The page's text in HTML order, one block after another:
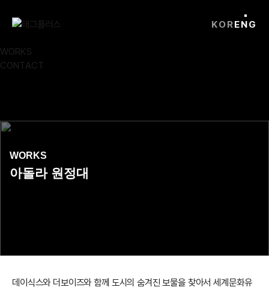
KORENG
Close
WORKS
CONTACT
WORKS
아돌라 원정대
데이식스와 더보이즈와 함께 도시의 숨겨진 보물을 찾아서 세계문화유